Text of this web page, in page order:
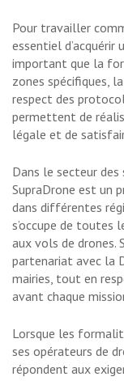
Pour travailler
essentiel
important que la
zones spécifiques,
respect des
permettent de
légale et de
Dans le secteur
SupraDrone est un
dans différentes
s’occupe de
aux vols de drones.
partenariat avec la
mairies, tout en
avant chaque
Lorsque les
ses opérateurs de
répondent aux